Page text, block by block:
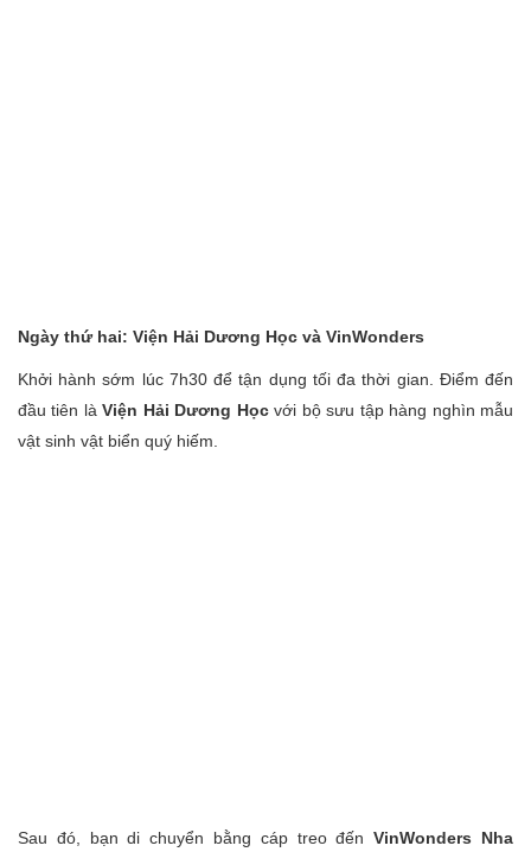
Ngày thứ hai: Viện Hải Dương Học và VinWonders
Khởi hành sớm lúc 7h30 để tận dụng tối đa thời gian. Điểm đến
đầu tiên làViện Hải Dương Họcvới bộ sưu tập hàng nghìn mẫu
vật sinh vật biển quý hiếm.
Sau đó, bạn di chuyển bằng cáp treo đến VinWonders Nha